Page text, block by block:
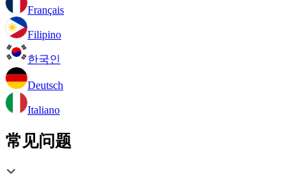
Français
Filipino
한국인
Deutsch
Italiano
常见问题